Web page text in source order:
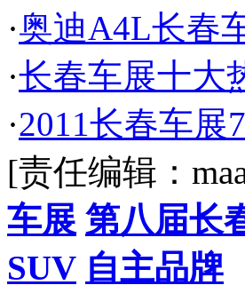
·奥迪A4L长春
·长春车展十大
·2011长春车展
[责任编辑：
车展 第八届长
SUV 自主品牌